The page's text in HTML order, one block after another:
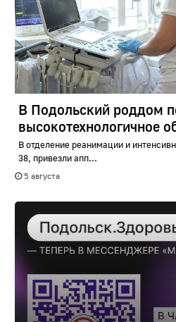
В Подольский роддом
высокотехнологичное
В отделение реанимации и
38, привезли апп...
5 августа